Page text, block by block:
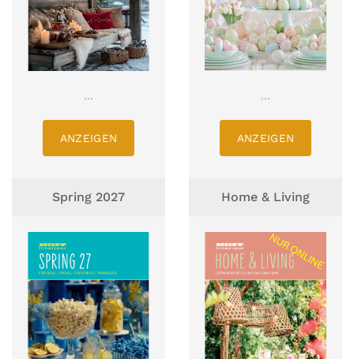
...
ANZEIGEN
...
ANZEIGEN
Spring 2027 Home & Living